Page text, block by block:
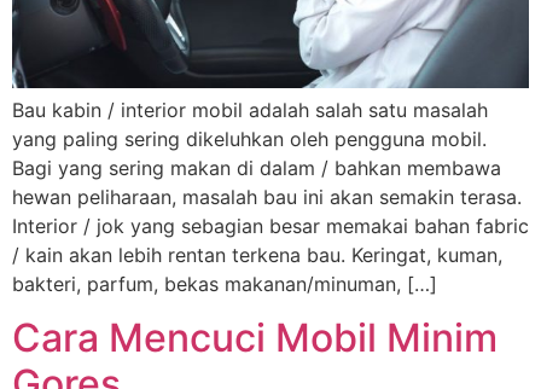
Bau kabin / interior mobil adalah salah satu masalah
yang paling sering dikeluhkan oleh pengguna mobil.
Bagi yang sering makan di dalam / bahkan membawa
hewan peliharaan, masalah bau ini akan semakin terasa.
Interior / jok yang sebagian besar memakai bahan fabric
/ kain akan lebih rentan terkena bau. Keringat, kuman,
bakteri, parfum, bekas makanan/minuman, […]
Cara Mencuci Mobil Minim